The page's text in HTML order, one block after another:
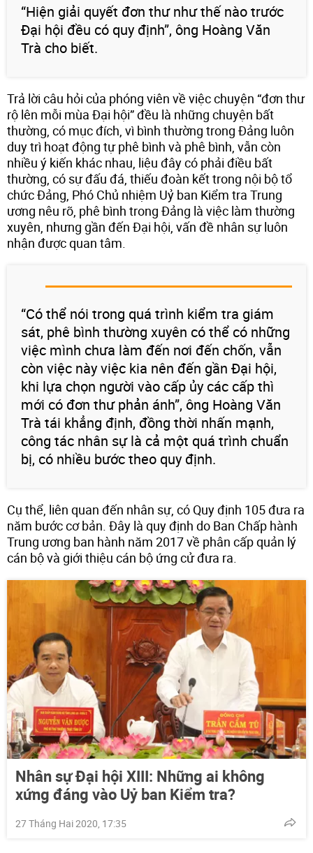
“Hiện giải quyết đơn thư như thế nào trước
Đại hội đều có quy định”, ông Hoàng Văn
Trà cho biết.
Trả lời câu hỏi của phóng viên về việc chuyện “đơn thư
rộ lên mỗi mùa Đại hội” đều là những chuyện bất
thường, có mục đích, vì bình thường trong Đảng luôn
duy trì hoạt động tự phê bình và phê bình, vẫn còn
nhiều ý kiến khác nhau, liệu đây có phải điều bất
thường, có sự đấu đá, thiếu đoàn kết trong nội bộ tổ
chức Đảng, Phó Chủ nhiệm Uỷ ban Kiểm tra Trung
ương nêu rõ, phê bình trong Đảng là việc làm thường
xuyên, nhưng gần đến Đại hội, vấn đề nhân sự luôn
nhận được quan tâm.
“Có thể nói trong quá trình kiểm tra giám
sát, phê bình thường xuyên có thể có những
việc mình chưa làm đến nơi đến chốn, vẫn
còn việc này việc kia nên đến gần Đại hội,
khi lựa chọn người vào cấp ủy các cấp thì
mới có đơn thư phản ánh”, ông Hoàng Văn
Trà tái khẳng định, đồng thời nhấn mạnh,
công tác nhân sự là cả một quá trình chuẩn
bị, có nhiều bước theo quy định.
Cụ thể, liên quan đến nhân sự, có Quy định 105 đưa ra
năm bước cơ bản. Đây là quy định do Ban Chấp hành
Trung ương ban hành năm 2017 về phân cấp quản lý
cán bộ và giới thiệu cán bộ ứng cử đưa ra.
Nhân sự Đại hội XIII: Những ai không
xứng đáng vào Uỷ ban Kiểm tra?
27 Tháng Hai 2020, 17:35